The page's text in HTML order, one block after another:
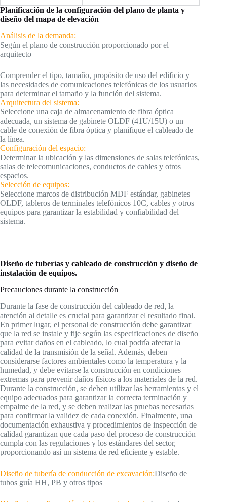
Planificación de la configuración del plano de planta y
diseño del mapa de elevación
Análisis de la demanda:
Según el plano de construcción proporcionado por el
arquitecto
Comprender el tipo, tamaño, propósito de uso del edificio y
las necesidades de comunicaciones telefónicas de los usuarios
para determinar el tamaño y la función del sistema.
Arquitectura del sistema:
Seleccione una caja de almacenamiento de fibra óptica
adecuada, un sistema de gabinete OLDF (41U/15U) o un
cable de conexión de fibra óptica y planifique el cableado de
la línea.
Configuración del espacio:
Determinar la ubicación y las dimensiones de salas telefónicas,
salas de telecomunicaciones, conductos de cables y otros
espacios.
Selección de equipos:
Seleccione marcos de distribución MDF estándar, gabinetes
OLDF, tableros de terminales telefónicos 10C, cables y otros
equipos para garantizar la estabilidad y confiabilidad del
sistema.
Diseño de tuberías y cableado de construcción y diseño de
instalación de equipos.
Precauciones durante la construcción
Durante la fase de construcción del cableado de red, la
atención al detalle es crucial para garantizar el resultado final.
En primer lugar, el personal de construcción debe garantizar
que la red se instale y fije según las especificaciones de diseño
para evitar daños en el cableado, lo cual podría afectar la
calidad de la transmisión de la señal. Además, deben
considerarse factores ambientales como la temperatura y la
humedad, y debe evitarse la construcción en condiciones
extremas para prevenir daños físicos a los materiales de la red.
Durante la construcción, se deben utilizar las herramientas y el
equipo adecuados para garantizar la correcta terminación y
empalme de la red, y se deben realizar las pruebas necesarias
para confirmar la validez de cada conexión. Finalmente, una
documentación exhaustiva y procedimientos de inspección de
calidad garantizan que cada paso del proceso de construcción
cumpla con las regulaciones y los estándares del sector,
proporcionando así un sistema de red eficiente y estable.
Diseño de tubería de conducción de excavación:Diseño de
tubos guía HH, PB y otros tipos